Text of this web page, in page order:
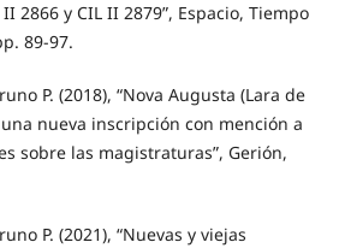
2866 y CIL II 2879”, Espacio, Tiempo
89-97.
P. (2018), “Nova Augusta (Lara de
nueva inscripción con mención a
sobre las magistraturas”, Gerión,
P. (2021), “Nuevas y viejas